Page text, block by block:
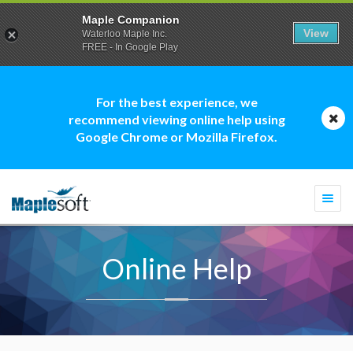
For the best experience, we
recommend viewing online help using
Google Chrome or Mozilla Firefox.
Online Help
Maple Companion
Waterloo Maple Inc.
FREE - In Google Play
View